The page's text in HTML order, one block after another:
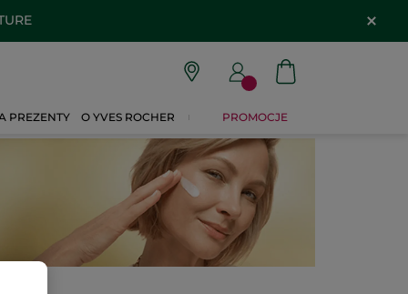
PREZENTY O YVES ROCHER PROMOCJE